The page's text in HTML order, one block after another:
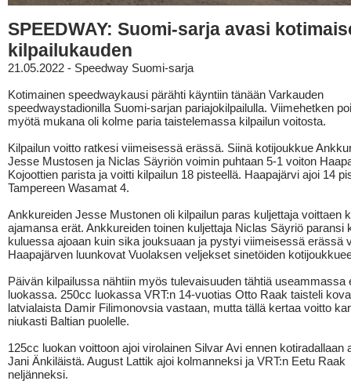
SPEEDWAY: Suomi-sarja avasi
kilpailukauden
21.05.2022 - Speedway Suomi-sarja
Kotimainen speedwaykausi pärähti käyntiin tänään Varkauden
speedwaystadionilla Suomi-sarjan pariajokilpailulla. Viimehetken
myötä mukana oli kolme paria taistelemassa kilpailun voitosta.
Kilpailun voitto ratkesi viimeisessä erässä. Siinä kotijoukkue
Jesse Mustosen ja Niclas Säyriön voimin puhtaan 5-1 voiton
Kojoottien parista ja voitti kilpailun 18 pisteellä. Haapajärvi ajoi 14
Tampereen Wasamat 4.
Ankkureiden Jesse Mustonen oli kilpailun paras kuljettaja voittaen
ajamansa erät. Ankkureiden toinen kuljettaja Niclas Säyriö paransi
kuluessa ajoaan kuin sika jouksuaan ja pystyi viimeisessä erässä
Haapajärven luunkovat Vuolaksen veljekset sinetöiden
Päivän kilpailussa nähtiin myös tulevaisuuden tähtiä useammassa
luokassa. 250cc luokassa VRT:n 14-vuotias Otto Raak taisteli
latvialaista Damir Filimonovsia vastaan, mutta tällä kertaa voitto
niukasti Baltian puolelle.
125cc luokan voittoon ajoi virolainen Silvar Avi ennen kotiradallaan
Jani Änkiläistä. August Lattik ajoi kolmanneksi ja VRT:n Eetu Raak
neljänneksi.